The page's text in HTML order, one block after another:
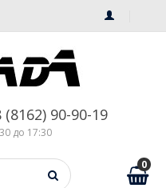
(8162) 90-90-19
до 17:30
0